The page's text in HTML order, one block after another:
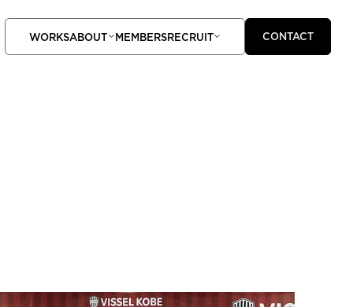
WORKSABOUT MEMBERSRECRUIT CONTACT